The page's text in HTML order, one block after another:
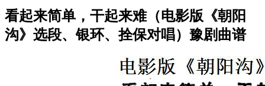
看起来简单，干起来难（电影版《朝阳
沟》选段、银环、拴保对唱）豫剧曲谱